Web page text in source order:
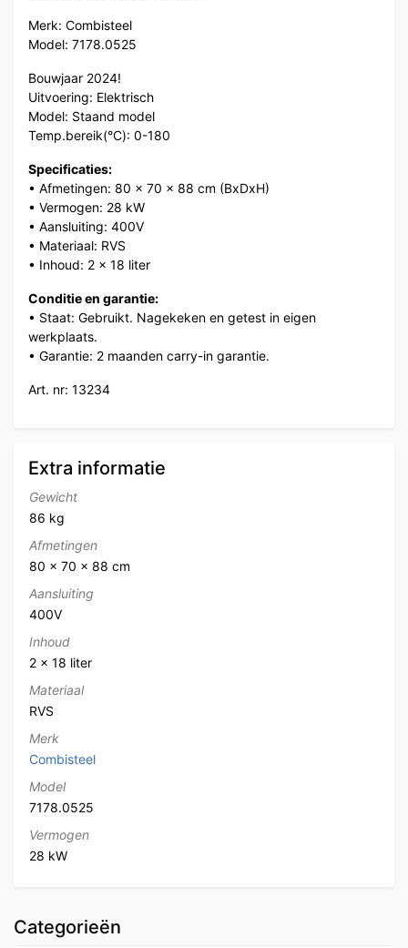
Merk: Combisteel
Model: 7178.0525
Bouwjaar 2024!
Uitvoering: Elektrisch
Model: Staand model
Temp.bereik(°C): 0-180
Specificaties:
• Afmetingen: 80 x 70 x 88 cm (BxDxH)
• Vermogen: 28 kW
• Aansluiting: 400V
• Materiaal: RVS
• Inhoud: 2 x 18 liter
Conditie en garantie:
• Staat: Gebruikt. Nagekeken en getest in eigen
werkplaats.
• Garantie: 2 maanden carry-in garantie.
Art. nr: 13234
Extra informatie
Gewicht
86 kg
Afmetingen
80 × 70 × 88 cm
Aansluiting
400V
Inhoud
2 x 18 liter
Materiaal
RVS
Merk
Combisteel
Model
7178.0525
Vermogen
28 kW
Categorieën